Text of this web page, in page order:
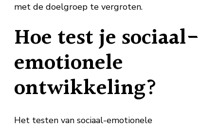
met de doelgroep te vergroten.
Hoe test je sociaal-
emotionele
ontwikkeling?
Het testen van sociaal-emotionele